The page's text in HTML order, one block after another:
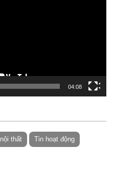
04:08
thất Tin hoạt động